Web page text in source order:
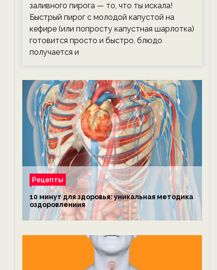
заливного пирога — то, что ты искала!
Быстрый пирог с молодой капустой на
кефире (или попросту капустная шарлотка)
готовится просто и быстро, блюдо
получается и
Рецепты
10 минут для здоровья: уникальная методика
оздоровлениия